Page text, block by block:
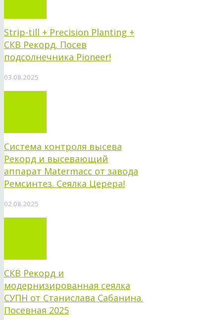
Strip-till + Precision Planting +
СКВ Рекорд. Посев
подсолнечника Pioneer!
03.08.2025
Система контроля высева
Рекорд и высевающий
аппарат Matermacc от завода
Ремсинтез. Сеялка Церера!
02.08.2025
СКВ Рекорд и
модернизированная сеялка
СУПН от Станислава Сабанина.
Посевная 2025